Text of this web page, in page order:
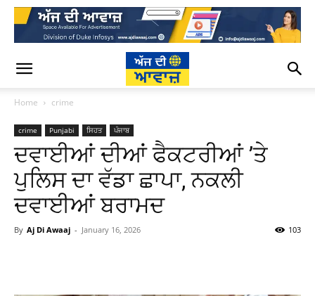
Home crime
crime Punjabi ਸਿਹਤ ਪੰਜਾਬ
ਦਵਾਈਆਂ ਦੀਆਂ ਫੈਕਟਰੀਆਂ ’ਤੇ
ਪੁਲਿਸ ਦਾ ਵੱਡਾ ਛਾਪਾ, ਨਕਲੀ
ਦਵਾਈਆਂ ਬਰਾਮਦ
By Aj Di Awaaj - January 16, 2026 103